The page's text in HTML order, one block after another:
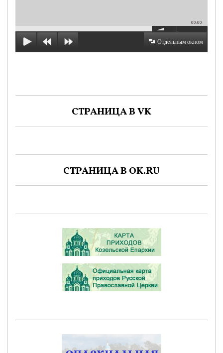
00:00
Отдельным окном
СТРАНИЦА В VK
СТРАНИЦА В OK.RU